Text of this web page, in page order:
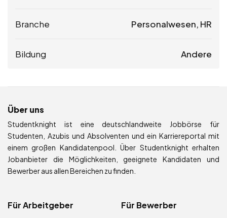
Branche Personalwesen, HR
Bildung Andere
Über uns
Studentknight ist eine deutschlandweite Jobbörse für
Studenten, Azubis und Absolventen und ein Karriereportal mit
einem großen Kandidatenpool. Über Studentknight erhalten
Jobanbieter die Möglichkeiten, geeignete Kandidaten und
Bewerber aus allen Bereichen zu finden.
Für Arbeitgeber Für Bewerber